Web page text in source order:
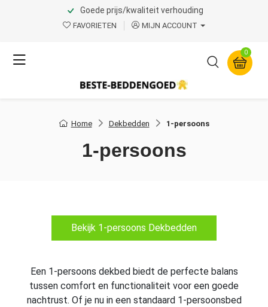
Goede prijs/kwaliteit verhouding
FAVORIETEN MIJN ACCOUNT
0
Home Dekbedden 1-persoons
1-persoons
Bekijk 1-persoons Dekbedden
Een 1-persoons dekbed biedt de perfecte balans
tussen comfort en functionaliteit voor een goede
nachtrust. Of je nu in een standaard 1-persoonsbed